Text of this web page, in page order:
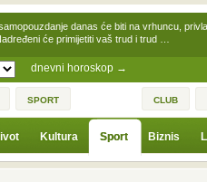
dnevni horoskop →
danas će biti na vrhuncu,
će primijetiti vaš trud i trud …
SPORT CLUB
Kultura Sport Biznis